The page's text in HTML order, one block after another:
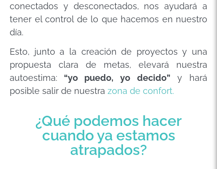
conectados y desconectados, nos ayudará a
tener el control de lo que hacemos en nuestro
día.
Esto, junto a la creación de proyectos y una
propuesta clara de metas, elevará nuestra
autoestima: “yo puedo, yo decido” y hará
posible salir de nuestra zona de confort.
¿Qué podemos hacer
cuando ya estamos
atrapados?